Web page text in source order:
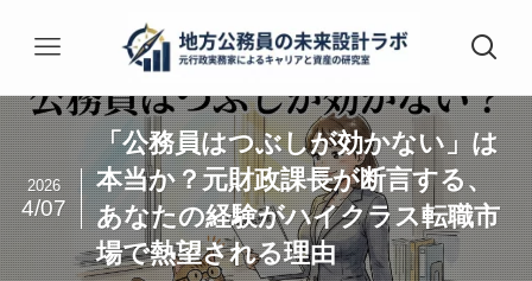
「公務員はつぶしが効かない」は
本当か？元財政課長が断言する、
あなたの経験がハイクラス転職市
場で熱望される理由
2026
4/07